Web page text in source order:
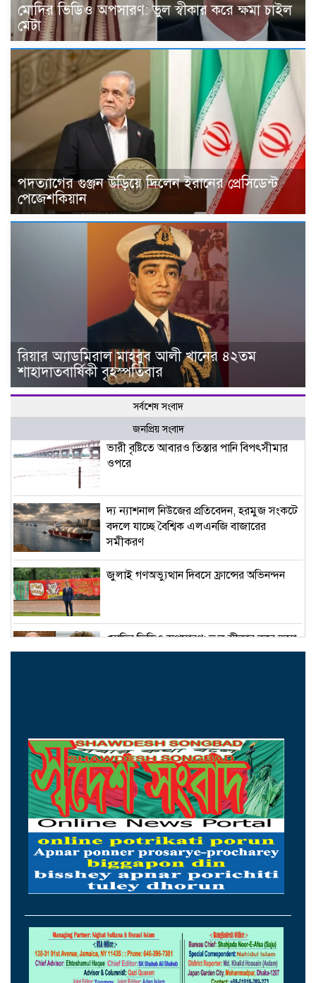
মোদির ভিডিও অপসারণ: ভুল স্বীকার করে ক্ষমা চাইল
মেটা
পদত্যাগের গুঞ্জন উড়িয়ে দিলেন ইরানের প্রেসিডেন্ট
পেজেশকিয়ান
রিয়ার অ্যাডমিরাল মাহবুব আলী খানের ৪২তম
শাহাদাতবার্ষিকী বৃহস্পতিবার
সর্বশেষ সংবাদ
জনপ্রিয় সংবাদ
ভারী বৃষ্টিতে আবারও তিস্তার পানি বিপৎসীমার
ওপরে
দ্য ন্যাশনাল নিউজের প্রতিবেদন, হরমুজ সংকটে
বদলে যাচ্ছে বৈশ্বিক এলএনজি বাজারের
সমীকরণ
জুলাই গণঅভ্যুত্থান দিবসে ফ্রান্সের অভিনন্দন
মোদির ভিডিও অপসারণ: ভুল স্বীকার করে ক্ষমা
চাইল মেটা
রিয়ার অ্যাডমিরাল মাহবুব আলী খানের ৪২তম
শাহাদাতবার্ষিকী বৃহস্পতিবার
‘জুলাই গণহত্যায় জড়িতদের শাস্তি নিশ্চিত করলে
কেউ রাষ্ট্রক্ষমতার অপব্যবহারের সাহস পাবে না’
আরেকটি বিপ্লব আসন্ন, দেশবাসীকে প্রস্তুতি
আরেকটি বিপ্লব আসন্ন, দেশবাসীকে প্রস্তুতি
নেওয়ার আহ্বান বিরোধীদলীয় নেতার